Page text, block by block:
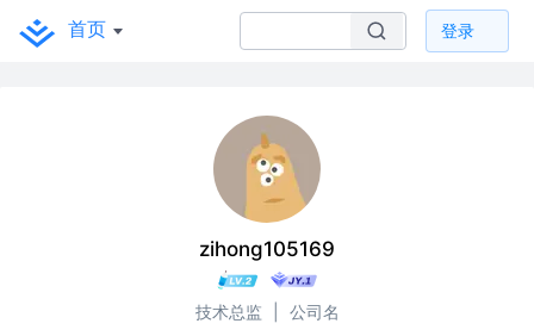
首页 登录
zihong105169
技术总监
公司名